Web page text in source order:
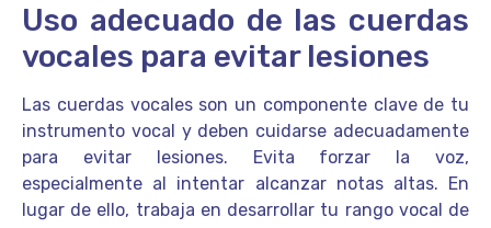
Uso adecuado de las cuerdas
vocales para evitar lesiones
Las cuerdas vocales son un componente clave de tu
instrumento vocal y deben cuidarse adecuadamente
para evitar lesiones. Evita forzar la voz,
especialmente al intentar alcanzar notas altas. En
lugar de ello, trabaja en desarrollar tu rango vocal de